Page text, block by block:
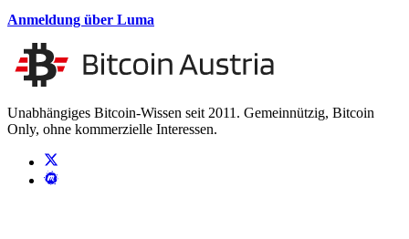
Anmeldung über Luma
Unabhängiges Bitcoin-Wissen seit 2011. Gemeinnützig, Bitcoin
Only, ohne kommerzielle Interessen.